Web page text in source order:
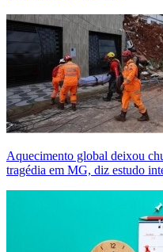
Aquecimento global deixou
tragédia em MG, diz estudo